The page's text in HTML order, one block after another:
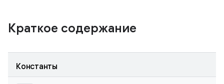
Краткое содержание
Константы